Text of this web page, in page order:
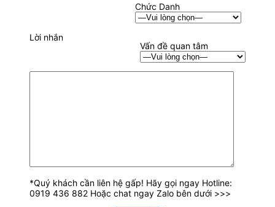
Chức Danh
Vấn đề quan tâm
Lời nhắn
*Quý khách cần liên hệ gấp! Hãy gọi ngay Hotline:
0919 436 882 Hoặc chat ngay Zalo bên dưới >>>